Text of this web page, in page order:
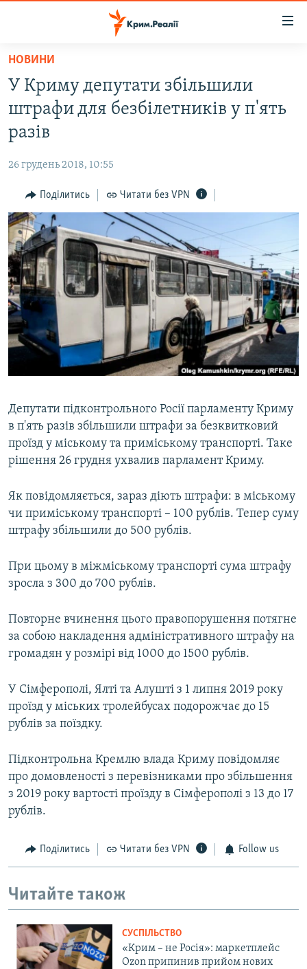
Перейти
основного
матеріалу
Перейти
до
основної
навігації
Перейти
до
пошуку
ВОДА.КРИМ
ВІДЕО ТА ФОТО
БЛОГИ
ПОГЛЯД
ІНТЕРВ'Ю
ВСЕ ЗА ДЕНЬ
СПЕЦПРОЕКТИ
ДЕПОРТАЦІЯ
ВІДЕОУРОКИ «ELIFBE»
СВІДЧЕННЯ ОКУПАЦІЇ
УКРАЇНСЬКА ПРОБЛЕМА КРИМУ
ЯК ОБІЙТИ БЛОКУВАННЯ
Русский
Qırımtatar
Усі сайти RFE/RL
НОВИНИ
У Криму депутати збільшили
штрафи для безбілетників у п'ять
разів
26 грудень 2018, 10:55
Поділитись Читати без VPN
Депутати підконтрольного Росії парламенту Криму
в п'ять разів збільшили штрафи за безквитковий
проїзд у міському та приміському транспорті. Таке
рішення 26 грудня ухвалив парламент Криму.
Як повідомляється, зараз діють штрафи: в міському
чи приміському транспорті – 100 рублів. Тепер суму
штрафу збільшили до 500 рублів.
При цьому в міжміському транспорті сума штрафу
зросла з 300 до 700 рублів.
Повторне вчинення цього правопорушення потягне
за собою накладення адміністративного штрафу на
громадян у розмірі від 1000 до 1500 рублів.
У Сімферополі, Ялті та Алушті з 1 липня 2019 року
проїзд у міських тролейбусах подорожчає до 15
рублів за поїздку.
Підконтрольна Кремлю влада Криму повідомляє
про домовленості з перевізниками про збільшення
з 2019 року вартості проїзду в Сімферополі з 13 до 17
рублів.
Поділитись Читати без VPN Follow us
Читайте також
СУСПІЛЬСТВО
«Крим – не Росія»: маркетплейс
Ozon припинив прийом нових